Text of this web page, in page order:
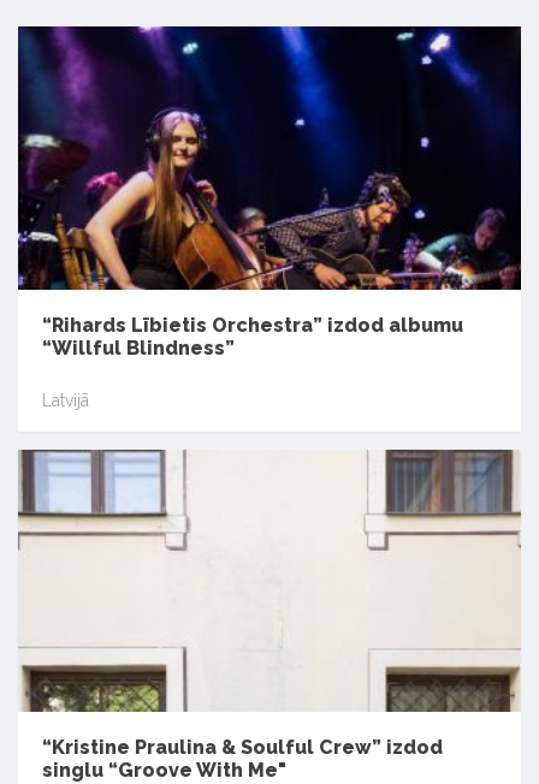
“Rihards Lībietis Orchestra” izdod albumu
“Willful Blindness”
Latvijā
“Kristine Praulina & Soulful Crew” izdod
singlu “Groove With Me"